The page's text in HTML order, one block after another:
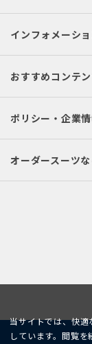
インフォメーシ
おすすめコンテ
ポリシー・企業
オーダースーツ
当サイトでは、快
しています。閲覧